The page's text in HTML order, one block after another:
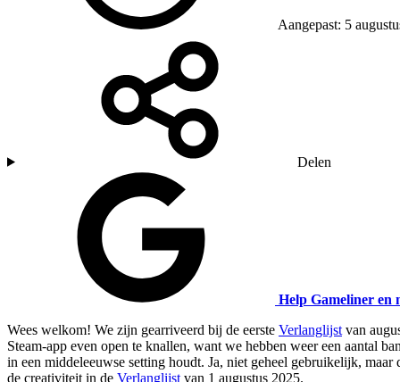
Aangepast: 5
Delen
Help Gameliner en
Wees welkom! We zijn gearriveerd bij de eerste Verlanglijst van
Steam-app even open te knallen, want we hebben weer een aantal
in een middeleeuwse setting houdt. Ja, niet geheel gebruikelijk,
de creativiteit in de Verlanglijst van 1 augustus 2025.